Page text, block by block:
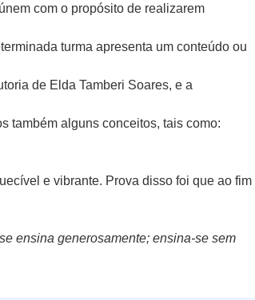
com o propósito de realizarem
turma apresenta um conteúdo ou
de Elda Tamberi Soares, e a
também alguns conceitos, tais como:
e vibrante. Prova disso foi que ao fim
ensina generosamente; ensina-se sem